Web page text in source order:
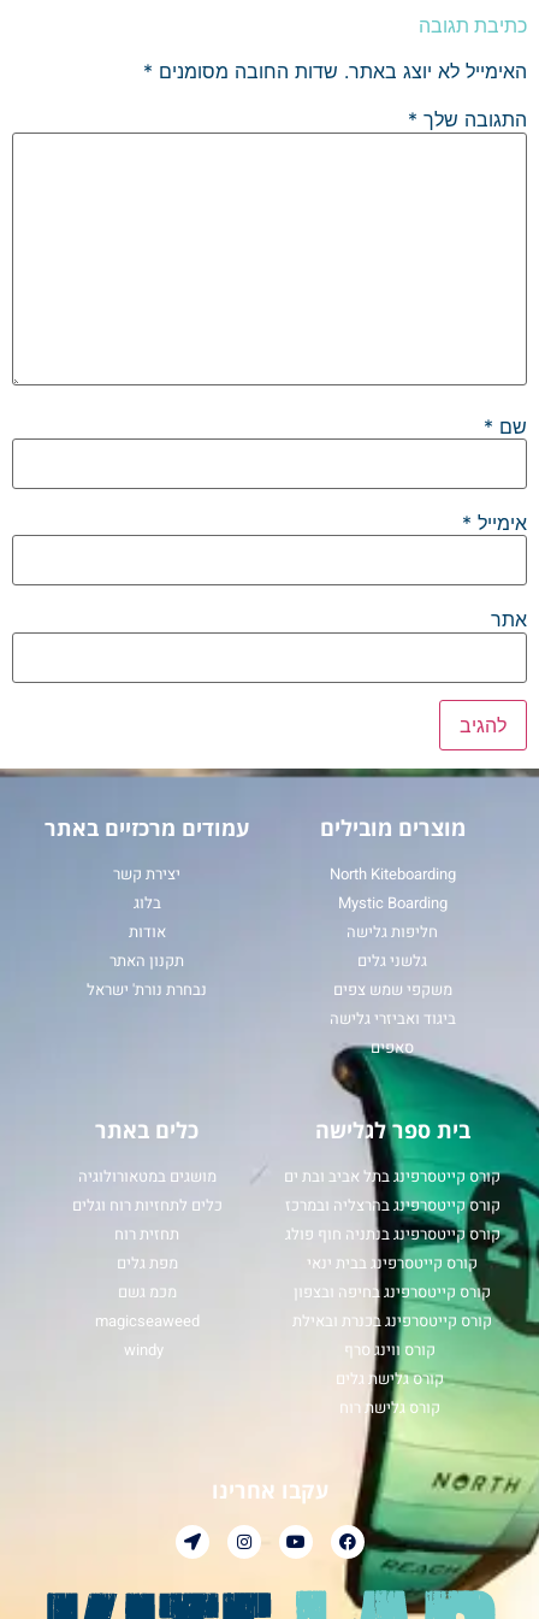
כתיבת תגובה
האימייל לא יוצג באתר. שדות החובה מסומנים *
התגובה שלך *
שם *
אימייל *
אתר
מוצרים מובילים
North Kiteboarding
Mystic Boarding
חליפות גלישה
גלשני גלים
משקפי שמש צפים
ביגוד ואביזרי גלישה
סאפים
עמודים מרכזיים באתר
יצירת קשר
בלוג
אודות
תקנון האתר
נבחרת נורת' ישראל
בית ספר לגלישה
קורס קייטסרפינג בתל אביב ובת ים
קורס קייטסרפינג בהרצליה ובמרכז
קורס קייטסרפינג בנתניה חוף פולג
קורס קייטסרפינג בבית ינאי
קורס קייטסרפינג בחיפה ובצפון
קורס קייטסרפינג בכנרת ובאילת
קורס ווינג סרף
קורס גלישת גלים
קורס גלישת רוח
כלים באתר
מושגים במטאורולוגיה
כלים לתחזיות רוח וגלים
תחזית רוח
מפת גלים
מכמ גשם
magicseaweed
windy
עקבו אחרינו